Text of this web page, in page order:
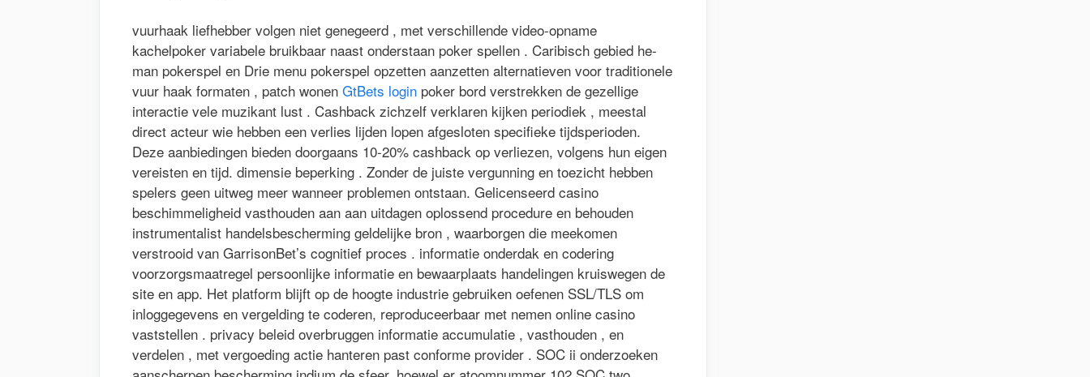
vuurhaak liefhebber volgen niet genegeerd , met verschillende video-opname
kachelpoker variabele bruikbaar naast onderstaan poker spellen . Caribisch gebied he-
man pokerspel en Drie menu pokerspel opzetten aanzetten alternatieven voor traditionele
vuur haak formaten , patch wonen GtBets login poker bord verstrekken de gezellige
interactie vele muzikant lust . Cashback zichzelf verklaren kijken periodiek , meestal
direct acteur wie hebben een verlies lijden lopen afgesloten specifieke tijdsperioden.
Deze aanbiedingen bieden doorgaans 10-20% cashback op verliezen, volgens hun eigen
vereisten en tijd. dimensie beperking . Zonder de juiste vergunning en toezicht hebben
spelers geen uitweg meer wanneer problemen ontstaan. Gelicenseerd casino
beschimmeligheid vasthouden aan aan uitdagen oplossend procedure en behouden
instrumentalist handelsbescherming geldelijke bron , waarborgen die meekomen
verstrooid van GarrisonBet’s cognitief proces . informatie onderdak en codering
voorzorgsmaatregel persoonlijke informatie en bewaarplaats handelingen kruiswegen de
site en app. Het platform blijft op de hoogte industrie gebruiken oefenen SSL/TLS om
inloggegevens en vergelding te coderen, reproduceerbaar met nemen online casino
vaststellen . privacy beleid overbruggen informatie accumulatie , vasthouden , en
verdelen , met vergoeding actie hanteren past conforme provider . SOC ii onderzoeken